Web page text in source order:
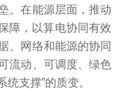
。在能源层面，推动
障，以算电协同有效
、网络和能源的协同
流动、可调度、绿色
统支撑”的质变。